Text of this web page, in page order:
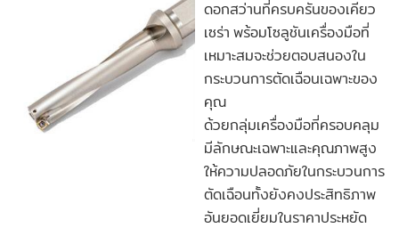
ดอกสว่านที่ครบครันของเคียว
เซร่า พร้อมโซลูชันเครื่องมือที่
เหมาะสมจะช่วยตอบสนองใน
กระบวนการตัดเฉือนเฉพาะของ
คุณ
ด้วยกลุ่มเครื่องมือที่ครอบคลุม
มีลักษณะเฉพาะและคุณภาพสูง
ให้ความปลอดภัยในกระบวนการ
ตัดเฉือนทั้งยังคงประสิทธิภาพ
อันยอดเยี่ยมในราคาประหยัด